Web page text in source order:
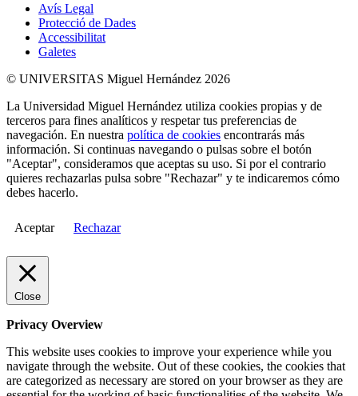
Avís Legal
Protecció de Dades
Accessibilitat
Galetes
© UNIVERSITAS Miguel Hernández 2026
La Universidad Miguel Hernández utiliza cookies propias y de
terceros para fines analíticos y respetar tus preferencias de
navegación. En nuestra política de cookies encontrarás más
información. Si continuas navegando o pulsas sobre el botón
"Aceptar", consideramos que aceptas su uso. Si por el contrario
quieres rechazarlas pulsa sobre "Rechazar" y te indicaremos cómo
debes hacerlo.
Aceptar Rechazar
Close
Privacy Overview
This website uses cookies to improve your experience while you
navigate through the website. Out of these cookies, the cookies that
are categorized as necessary are stored on your browser as they are